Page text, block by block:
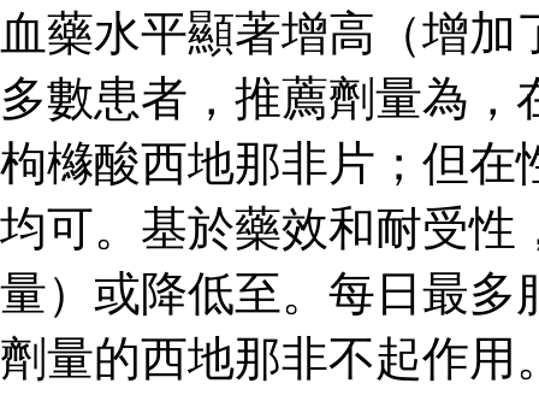
血藥水平顯著增高（增加
多數患者，推薦劑量為
枸櫞酸西地那非片；但在
均可。基於藥效和耐受性
量）或降低至。每日最多
劑量的西地那非不起作用